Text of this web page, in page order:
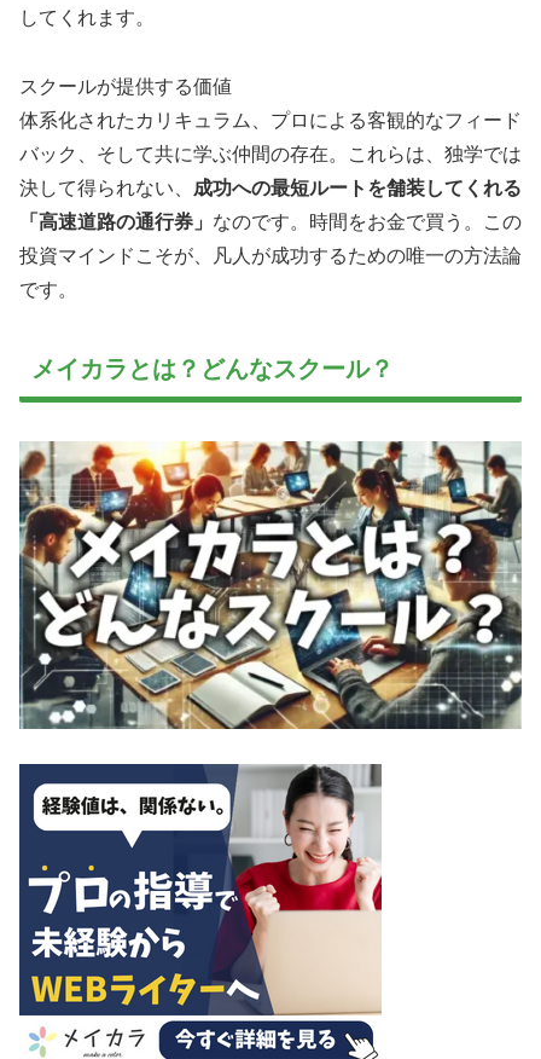
してくれます。
スクールが提供する価値
体系化されたカリキュラム、プロによる客観的なフィード
バック、そして共に学ぶ仲間の存在。これらは、独学では
決して得られない、 成功への最短ルートを舗装してくれる
「高速道路の通行券」 なのです。時間をお金で買う。この
投資マインドこそが、凡人が成功するための唯一の方法論
です。
メイカラとは？どんなスクール？